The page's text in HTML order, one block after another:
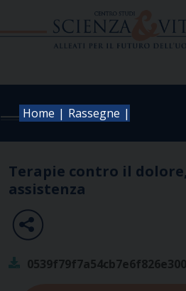
Home | Rassegne |
Terapie contro il
assistenza